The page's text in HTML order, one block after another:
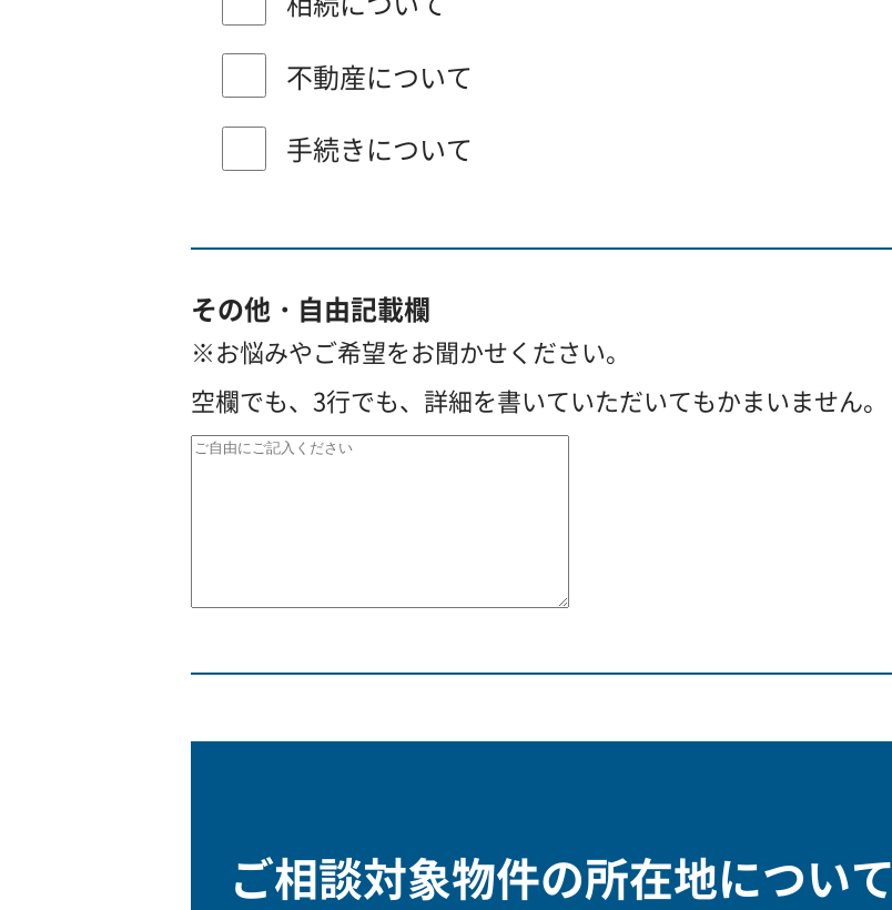
不動産について
手続きについて
その他・自由記載欄
※お悩みやご希望をお聞かせください。
空欄でも、3行でも、詳細を書いていただいてもかまいません。
ご相談対象物件の所在地について